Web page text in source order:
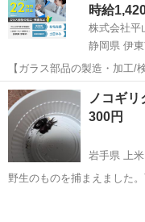
時給
株式会社平
静岡県 伊
【ガラス部品の製造・加工/
豆でのんびりライフ♪ ガラス部品の製造・加工/検査 【株式会社平山で
の正社員採用（無期雇用派遣）となります
たい」 「仕事も休みも一...
静岡 伊東市 その他
ノコギ
300円
岩手県 上
野生のものを捕まえました。